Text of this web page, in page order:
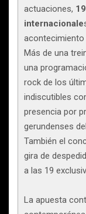
actuaciones,
internacionale
acontecimiento
Más de una
una
rock de los
indiscutibles
presencia por
gerundenses
También el
gira de
a las 19
La apuesta